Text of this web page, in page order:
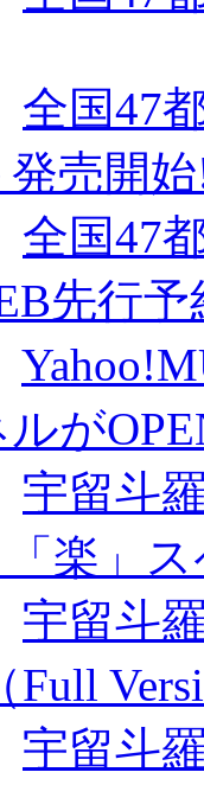
全国47
売開
全国47
先行
が
宇留斗
「楽」
宇留斗
Full
宇留斗